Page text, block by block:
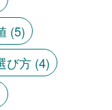
(5)
び方(4)